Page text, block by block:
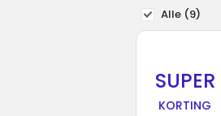
Alle (9)
SUPER
KORTING